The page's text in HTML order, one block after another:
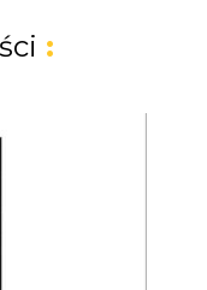
zarówno
i na
i wyjściem
: